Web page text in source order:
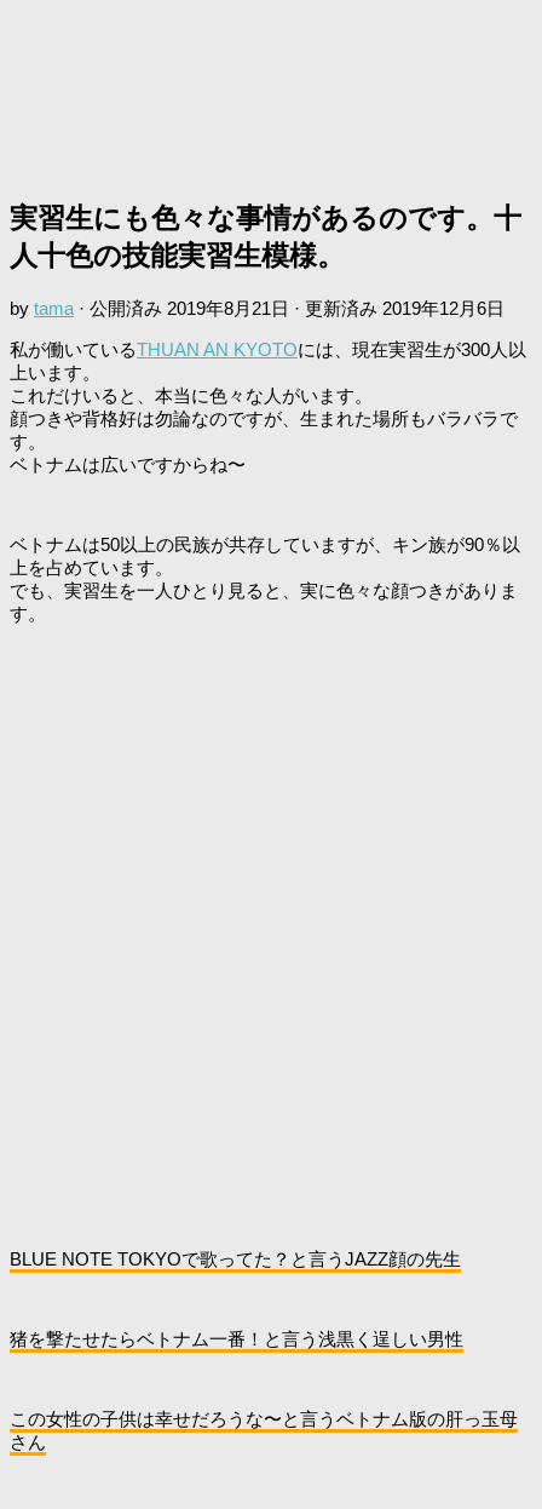
実習生にも色々な事情があるのです。十
人十色の技能実習生模様。
by tama · 公開済み 2019年8月21日 · 更新済み 2019年12月6日
私が働いているTHUAN AN KYOTOには、現在実習生が300人以
上います。
これだけいると、本当に色々な人がいます。
顔つきや背格好は勿論なのですが、生まれた場所もバラバラで
す。
ベトナムは広いですからね〜
ベトナムは50以上の民族が共存していますが、キン族が90％以
上を占めています。
でも、実習生を一人ひとり見ると、実に色々な顔つきがありま
す。
BLUE NOTE TOKYOで歌ってた？と言うJAZZ顔の先生
猪を撃たせたらベトナム一番！と言う浅黒く逞しい男性
この女性の子供は幸せだろうな〜と言うベトナム版の肝っ玉母
さん